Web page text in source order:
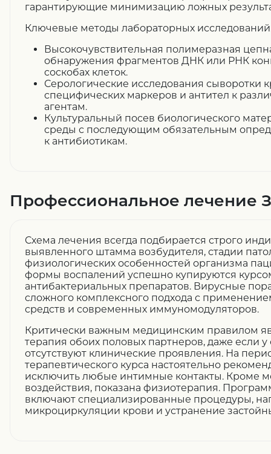
гарантирующие минимизацию ложных
Ключевые методы лабораторных
Высокочувствительная полимеразная
обнаружения фрагментов ДНК или РНК
соскобах клеток.
Серологические исследования сыворотки
специфических маркеров и антител к
агентам.
Культуральный посев биологического
среды с последующим обязательным
к антибиотикам.
Профессиональное лечение
Схема лечения всегда подбирается строго
выявленного штамма возбудителя, стадии
физиологических особенностей организма
формы воспалений успешно купируются
антибактериальных препаратов. Вирусные
сложного комплексного подхода с
средств и современных иммуномодуляторов.
Критически важным медицинским правилом
терапия обоих половых партнеров, даже если
отсутствуют клинические проявления. На
терапевтического курса настоятельно
исключить любые интимные контакты. Кроме
воздействия, показана физиотерапия.
включают специализированные процедуры,
микроциркуляции крови и устранение